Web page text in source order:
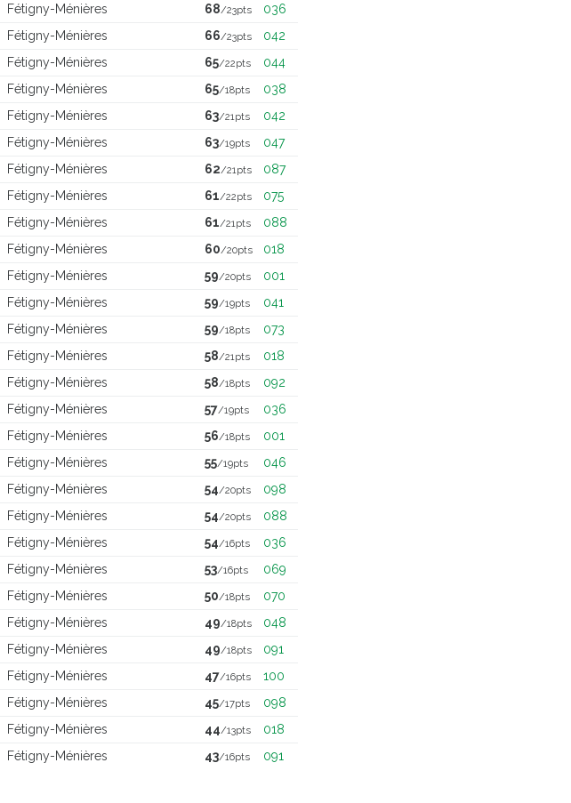
Fétigny-Ménières 68/23pts
036
Fétigny-Ménières 66/23pts
042
Fétigny-Ménières 65/22pts
044
Fétigny-Ménières 65/18pts
038
Fétigny-Ménières 63/21pts
042
Fétigny-Ménières 63/19pts
047
Fétigny-Ménières 62/21pts
087
Fétigny-Ménières 61/22pts
075
Fétigny-Ménières 61/21pts
088
Fétigny-Ménières 60/20pts
018
Fétigny-Ménières 59/20pts
001
Fétigny-Ménières 59/19pts
041
Fétigny-Ménières 59/18pts
073
Fétigny-Ménières 58/21pts
018
Fétigny-Ménières 58/18pts
092
Fétigny-Ménières 57/19pts
036
Fétigny-Ménières 56/18pts
001
Fétigny-Ménières 55/19pts
046
Fétigny-Ménières 54/20pts
098
Fétigny-Ménières 54/20pts
088
Fétigny-Ménières 54/16pts
036
Fétigny-Ménières 53/16pts
069
Fétigny-Ménières 50/18pts
070
Fétigny-Ménières 49/18pts
048
Fétigny-Ménières 49/18pts
091
Fétigny-Ménières 47/16pts
100
Fétigny-Ménières 45/17pts
098
Fétigny-Ménières 44/13pts
018
Fétigny-Ménières 43/16pts 091